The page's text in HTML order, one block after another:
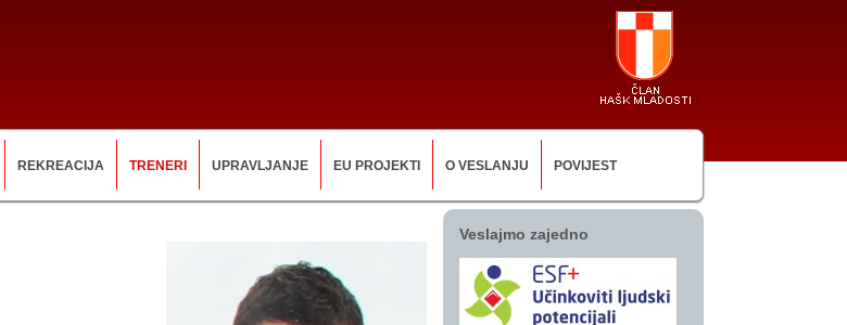
REKREACIJA TRENERI UPRAVLJANJE EU PROJEKTI O VESLANJU POVIJEST
Veslajmo zajedno